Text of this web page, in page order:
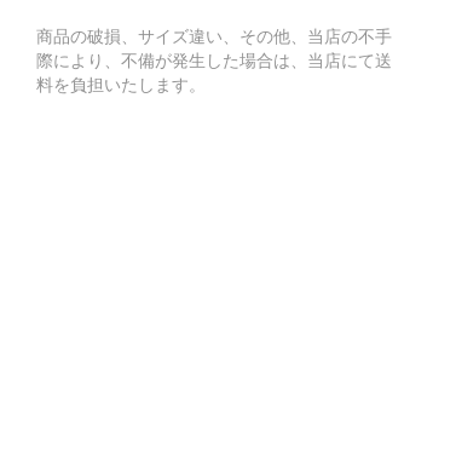
商品の破損、サイズ違い、その他、当店の不手
際により、不備が発生した場合は、当店にて送
料を負担いたします。